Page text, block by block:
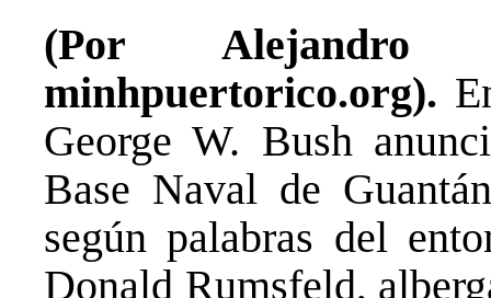
(Por
minhpuertorico.org).
George W. Bush
Base Naval de
según palabras del
Donald Rumsfeld,